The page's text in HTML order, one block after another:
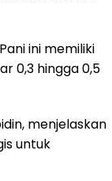
ini memiliki
0,3 hingga 0,5
menjelaskan
untuk